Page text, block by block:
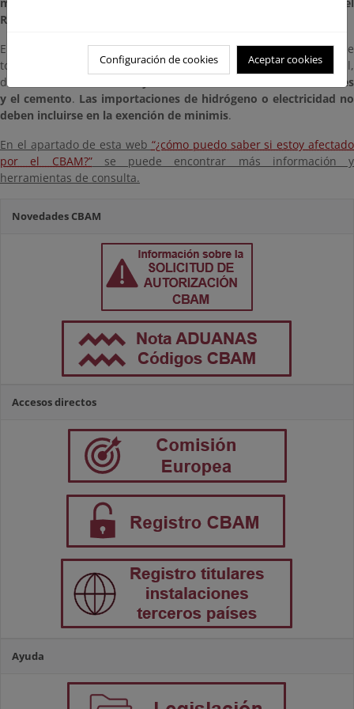
Reglamento CBAM a partir del 1 de enero de 2026.
El nuevo umbral se aplicará a la masa neta total de mercancías
de
todos los códigos NC, agregados por importador y por año natural,
de los
sectores del hierro y el acero, el aluminio, los fertilizantes
y el cemento. Las importaciones de hidrógeno o electricidad no
deben incluirse en la exención de minimis.
En el apartado de esta web “¿cómo puedo saber si estoy afectado
por el CBAM?”se puede encontrar más información y
herramientas de consulta.
Novedades CBAM
Accesos directos
Ayuda
Configuración de cookies Aceptar cookies